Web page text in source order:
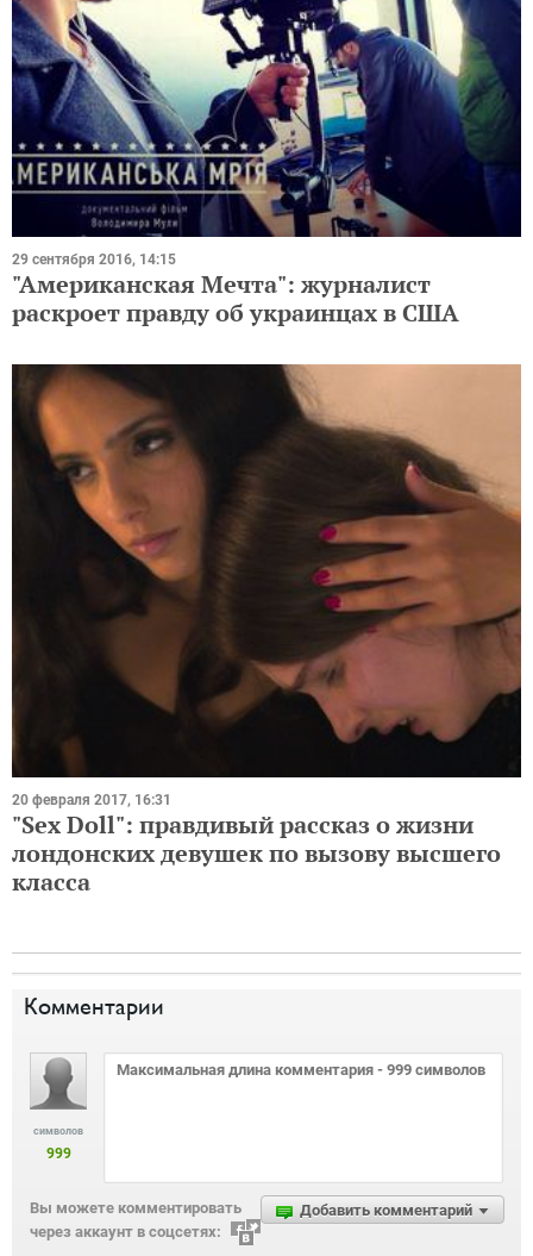
29 сентября 2016, 14:15
"Американская Мечта": журналист
раскроет правду об украинцах в США
20 февраля 2017, 16:31
"Sex Doll": правдивый рассказ о жизни
лондонских девушек по вызову высшего
класса
Комментарии
символов
999
Добавить комментарий
Вы можете комментировать
через аккаунт в соцсетях: